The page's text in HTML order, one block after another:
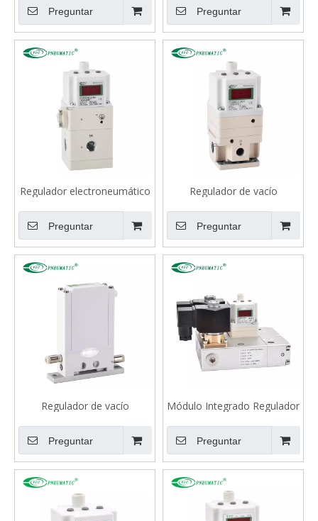
Preguntar
DC24V de la serie ITV
Preguntar
Regulador electroneumático
ITVX2000
Preguntar
Regulador de vacío
ITV2090/2091
Preguntar
Regulador de vacío
Preguntar
Módulo Integrado Regulador
para Máquinas de Corte
Láser
Preguntar